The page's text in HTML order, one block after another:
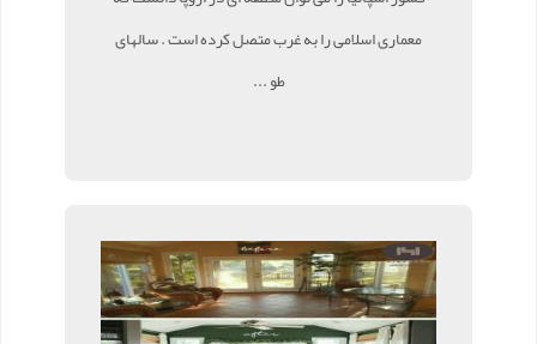
معماری اسلامی را به غرب متصل کرده است . سالهای
طو ...